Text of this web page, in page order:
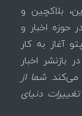
بلاکچین و
در حوزه اخبار و
آغاز به کار
اخبار
می‌کند.شما از
دنیای